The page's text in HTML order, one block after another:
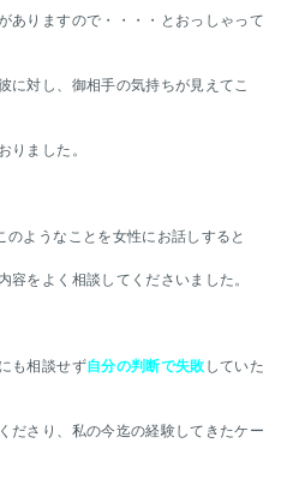
ありますので・・・・とおっしゃって
に対し、御相手の気持ちが見えてこ
りました。
ようなことを女性にお話しすると
容をよく相談してくださいました。
も相談せず自分の判断で失敗 していた
ださり、私の今迄の経験してきたケー